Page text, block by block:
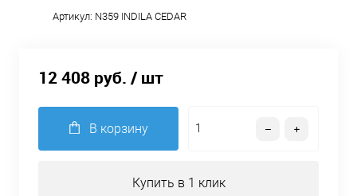
Артикул: N359 INDILA CEDAR
12 408 руб. / шт
В корзину
Купить в 1 клик